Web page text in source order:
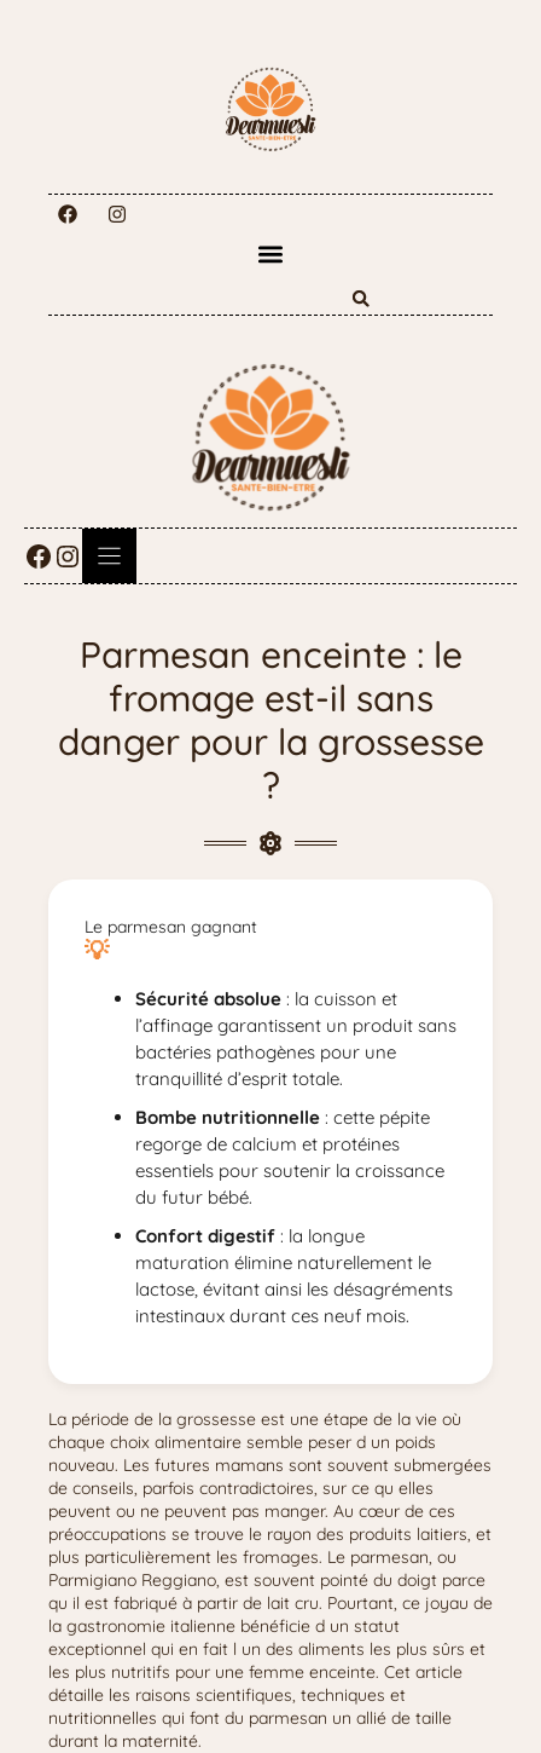
Parmesan enceinte : le
fromage est-il sans
danger pour la grossesse
?
Le parmesan gagnant
Sécurité absolue : la cuisson et
l’affinage garantissent un produit sans
bactéries pathogènes pour une
tranquillité d’esprit totale.
Bombe nutritionnelle : cette pépite
regorge de calcium et protéines
essentiels pour soutenir la croissance
du futur bébé.
Confort digestif : la longue
maturation élimine naturellement le
lactose, évitant ainsi les désagréments
intestinaux durant ces neuf mois.
La période de la grossesse est une étape de la vie où
chaque choix alimentaire semble peser d un poids
nouveau. Les futures mamans sont souvent submergées
de conseils, parfois contradictoires, sur ce qu elles
peuvent ou ne peuvent pas manger. Au cœur de ces
préoccupations se trouve le rayon des produits laitiers, et
plus particulièrement les fromages. Le parmesan, ou
Parmigiano Reggiano, est souvent pointé du doigt parce
qu il est fabriqué à partir de lait cru. Pourtant, ce joyau de
la gastronomie italienne bénéficie d un statut
exceptionnel qui en fait l un des aliments les plus sûrs et
les plus nutritifs pour une femme enceinte. Cet article
détaille les raisons scientifiques, techniques et
nutritionnelles qui font du parmesan un allié de taille
durant la maternité.